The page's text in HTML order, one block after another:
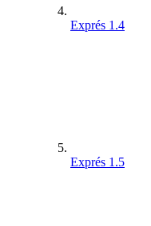
Exprés 1.4
Exprés 1.5